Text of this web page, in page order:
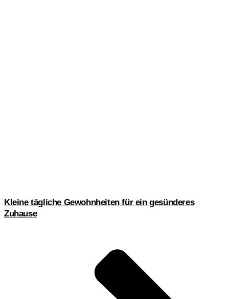
Kleine tägliche Gewohnheiten für ein gesünderes
Zuhause